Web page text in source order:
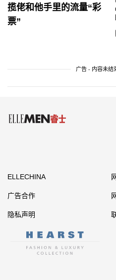
揽佬和他手里的流量“彩
票”
广告 - 内容未结
ELLECHINA
广告合作
隐私声明